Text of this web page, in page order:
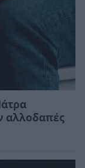
αλλοδαπές